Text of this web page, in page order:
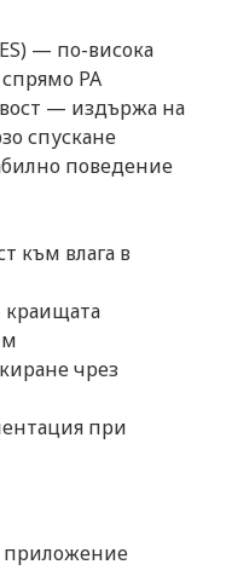
— по-висока
PA
— издържа на
спускане
поведение
към влага в
краищата
чрез
при
приложение